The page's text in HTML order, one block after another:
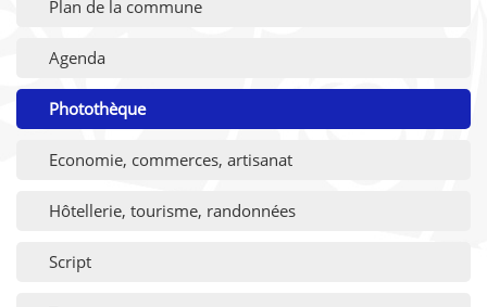
Plan de la commune
Agenda
Photothèque
Economie, commerces, artisanat
Hôtellerie, tourisme, randonnées
Script